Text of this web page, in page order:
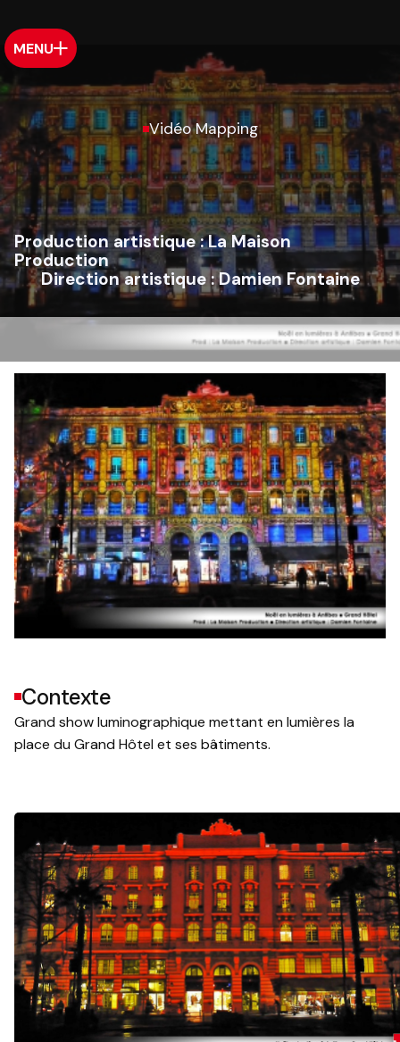
MENU
Vidéo Mapping
Production artistique :La Maison
Production
Direction artistique :Damien Fontaine
Contexte
Grand show luminographique mettant en lumières la
place du Grand Hôtel et ses bâtiments.